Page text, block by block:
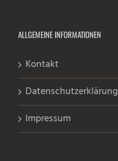
ALLGEMEINE INFORMATIONEN
Kontakt
Datenschutzerklärung
Impressum